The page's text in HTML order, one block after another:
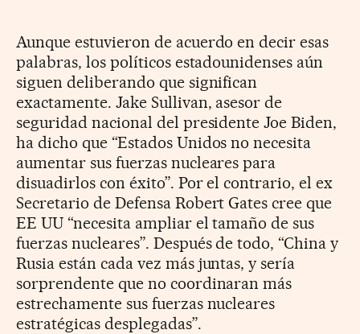
Aunque estuvieron de acuerdo en decir esas
palabras, los políticos estadounidenses aún
siguen deliberando que significan
exactamente. Jake Sullivan, asesor de
seguridad nacional del presidente Joe Biden,
ha dicho que “Estados Unidos no necesita
aumentar sus fuerzas nucleares para
disuadirlos con éxito”. Por el contrario, el ex
Secretario de Defensa Robert Gates cree que
EE UU “necesita ampliar el tamaño de sus
fuerzas nucleares”. Después de todo, “China y
Rusia están cada vez más juntas, y sería
sorprendente que no coordinaran más
estrechamente sus fuerzas nucleares
estratégicas desplegadas”.